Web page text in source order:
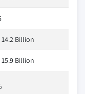
14.2 Billion
15.9 Billion